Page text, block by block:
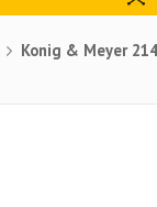
Konig & Meyer